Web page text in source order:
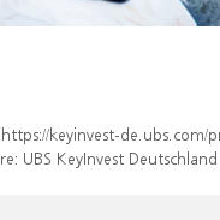
https://keyinvest-de.ubs.com/
UBS KeyInvest Deutschland